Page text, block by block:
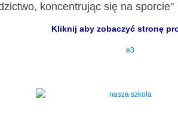
koncentrując się na sporcie"
Kliknij aby zobaczyć stronę